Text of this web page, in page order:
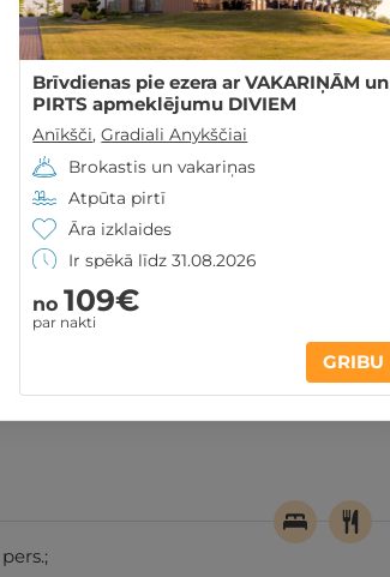
Brīvdienas pie ezera ar VAKARIŅĀM un
PIRTS apmeklējumu DIVIEM
Anīkšči,Gradiali Anykščiai
Brokastis un vakariņas
Atpūta pirtī
Āra izklaides
Ir spēkā līdz 31.08.2026
no 109€
par nakti
GRIBU